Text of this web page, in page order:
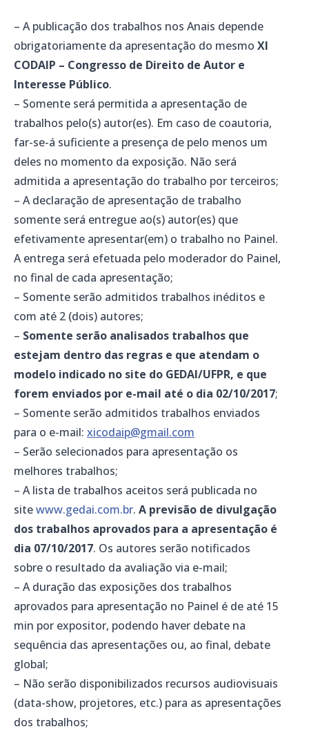
– A publicação dos trabalhos nos Anais depende
obrigatoriamente da apresentação do mesmo XI
CODAIP – Congresso de Direito de Autor e
Interesse Público.
– Somente será permitida a apresentação de
trabalhos pelo(s) autor(es). Em caso de coautoria,
far-se-á suficiente a presença de pelo menos um
deles no momento da exposição. Não será
admitida a apresentação do trabalho por terceiros;
– A declaração de apresentação de trabalho
somente será entregue ao(s) autor(es) que
efetivamente apresentar(em) o trabalho no Painel.
A entrega será efetuada pelo moderador do Painel,
no final de cada apresentação;
– Somente serão admitidos trabalhos inéditos e
com até 2 (dois) autores;
– Somente serão analisados trabalhos que
estejam dentro das regras e que atendam o
modelo indicado no site do GEDAI/UFPR, e que
forem enviados por e-mail até o dia 02/10/2017;
– Somente serão admitidos trabalhos enviados
para o e-mail: xicodaip@gmail.com
– Serão selecionados para apresentação os
melhores trabalhos;
– A lista de trabalhos aceitos será publicada no
sitewww.gedai.com.br. A previsão de divulgação
dos trabalhos aprovados para a apresentação é
dia 07/10/2017. Os autores serão notificados
sobre o resultado da avaliação via e-mail;
– A duração das exposições dos trabalhos
aprovados para apresentação no Painel é de até 15
min por expositor, podendo haver debate na
sequência das apresentações ou, ao final, debate
global;
– Não serão disponibilizados recursos audiovisuais
(data-show, projetores, etc.) para as apresentações
dos trabalhos;